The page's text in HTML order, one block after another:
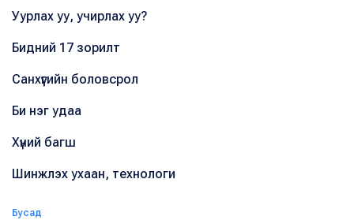
Уурлах уу, учирлах уу?
Бидний 17 зорилт
Санхүүгийн боловсрол
Би нэг удаа
Хүний багш
Шинжлэх ухаан, технологи
Бусад